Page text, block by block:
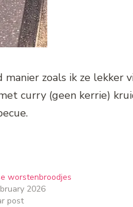
zoals ik ze
curry (geen kerrie)
worstenbroodjes
2026
post